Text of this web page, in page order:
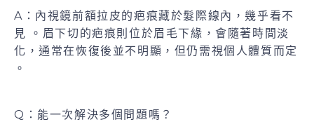
A：內視鏡前額拉皮的疤痕藏於髮際線內，幾乎看不
見 。眉下切的疤痕則位於眉毛下緣，會隨著時間淡
化，通常在恢復後並不明顯，但仍需視個人體質而定
。
Q：能一次解決多個問題嗎？